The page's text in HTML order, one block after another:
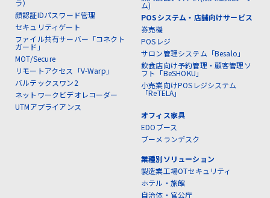
ラ）
顔認証IDパスワード管理
セキュリティゲート
ファイル共有サーバー「コネクト
ガード」
MOT/Secure
リモートアクセス「V-Warp」
バルテックスワン2
ネットワークビデオレコーダー
UTMアプライアンス
ム)
POSシステム・店舗向けサービス
券売機
POSレジ
サロン管理システム「Besalo」
飲食店向け予約管理・顧客管理ソ
フト「BeSHOKU」
小売業向けPOSレジシステム
「ReTELA」
オフィス家具
EDOブース
ブーメランデスク
業種別ソリューション
製造業工場OTセキュリティ
ホテル・旅館
自治体・官公庁